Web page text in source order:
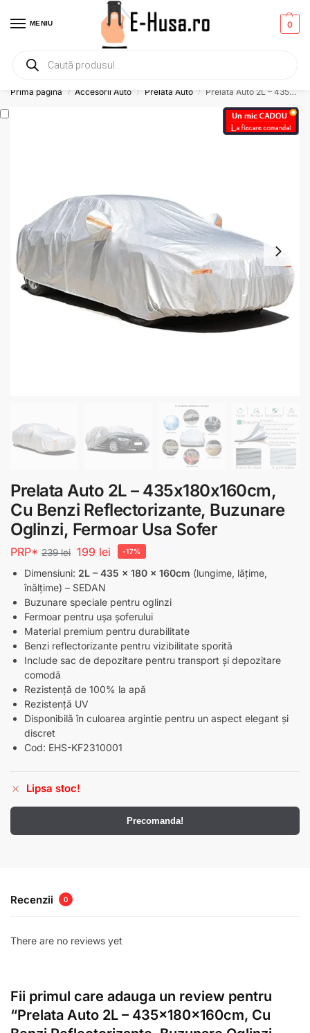
MENIU 0
Primesti un mic
Prima pagină / Accesorii Auto / Prelata Auto / Prelata Auto 2L – 435x180x160cm, Cu Benzi Reflectorizante, Buzunare Oglinzi, Fermoar Usa Sofer
Prelata Auto 2L – 435x180x160cm,
Cu Benzi Reflectorizante, Buzunare
Oglinzi, Fermoar Usa Sofer
PRP* 239lei 199 lei -17%
Dimensiuni: 2L – 435 x 180 x 160cm (lungime, lățime,
înălțime) – SEDAN
Buzunare speciale pentru oglinzi
Fermoar pentru ușa șoferului
Material premium pentru durabilitate
Benzi reflectorizante pentru vizibilitate sporită
Include sac de depozitare pentru transport și depozitare
comodă
Rezistență de 100% la apă
Rezistență UV
Disponibilă în culoarea argintie pentru un aspect elegant și
discret
Cod: EHS-KF2310001
Lipsa stoc!
Precomanda!
Recenzii 0
There are no reviews yet
Fii primul care adauga un review pentru
“Prelata Auto 2L – 435x180x160cm, Cu